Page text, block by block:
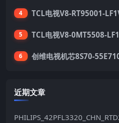
4
5
6 创维电视机芯8S70-
近期文章